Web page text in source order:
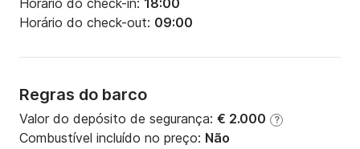
Horário do check-in: 18:00
Horário do check-out: 09:00
Regras do barco
Valor do depósito de segurança: € 2.000 ?
Combustível incluído no preço: Não